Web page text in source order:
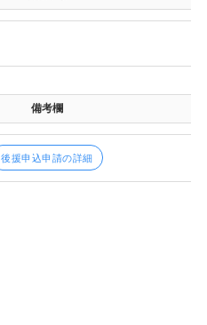
備考欄
後援申込申請の詳細